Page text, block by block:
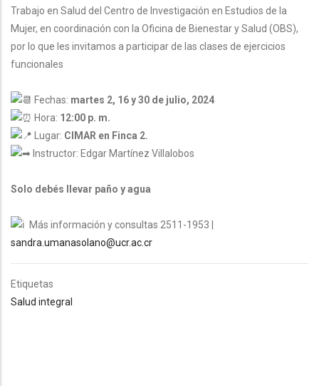
Trabajo en Salud del Centro de Investigación en Estudios de la
Mujer, en coordinación con la Oficina de Bienestar y Salud (OBS),
por lo que les invitamos a participar de las clases de ejercicios
funcionales
Fechas: martes 2, 16 y 30 de julio, 2024
Hora: 12:00 p. m.
Lugar: CIMAR en Finca 2.
Instructor: Edgar Martínez Villalobos
Solo debés llevar paño y agua
Más información y consultas 2511-1953 |
sandra.umanasolano@ucr.ac.cr
Etiquetas
Salud integral